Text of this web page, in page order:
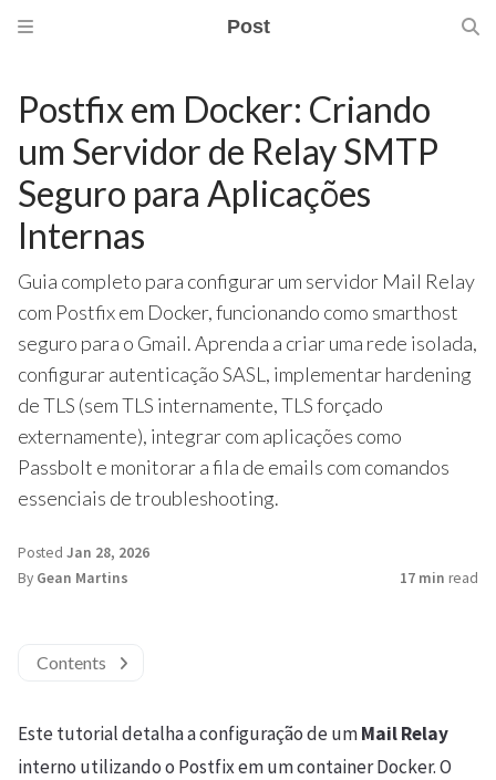
Post
Postfix em Docker: Criando
um Servidor de Relay SMTP
Seguro para Aplicações
Internas
Guia completo para configurar um servidor Mail Relay
com Postfix em Docker, funcionando como smarthost
seguro para o Gmail. Aprenda a criar uma rede isolada,
configurar autenticação SASL, implementar hardening
de TLS (sem TLS internamente, TLS forçado
externamente), integrar com aplicações como
Passbolt e monitorar a fila de emails com comandos
essenciais de troubleshooting.
Posted Jan 28, 2026
By Gean Martins 17 min read
Contents
Este tutorial detalha a configuração de umMail Relay
interno utilizando o Postfix em um container Docker. O